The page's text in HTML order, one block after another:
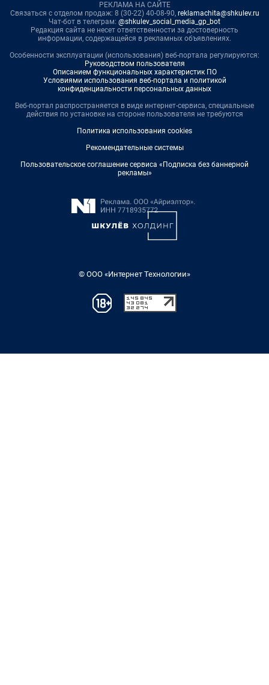
РЕКЛАМА НА САЙТЕ
Связаться с отделом продаж: 8 (30-22) 40-08-90, reklamachita@shkulev.ru
Чат-бот в телеграм: @shkulev_social_media_gp_bot
Редакция сайта не несет ответственности за достоверность
информации, содержащейся в рекламных объявлениях.
Особенности эксплуатации (использования) веб-портала регулируются:
Руководством пользователя
Описанием функциональных характеристик ПО
Условиями использования веб-портала и политикой
конфиденциальности персональных данных
Веб-портал распространяется в виде интернет-сервиса, специальные
действия по установке на стороне пользователя не требуются
Политика использования cookies
Рекомендательные системы
Пользовательское соглашение сервиса «Подписка без баннерной
рекламы»
© ООО «Интернет Технологии»